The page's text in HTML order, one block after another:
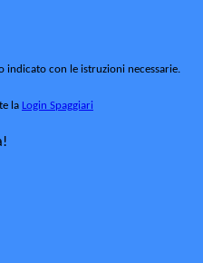
indicato con le istruzioni necessarie.
la Login Spaggiari